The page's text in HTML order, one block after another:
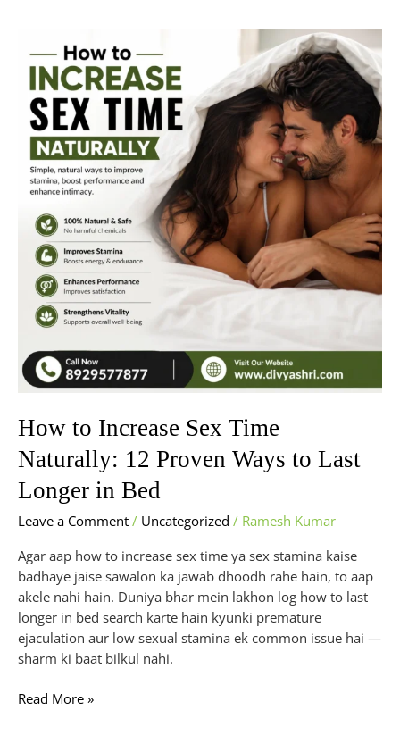
How to Increase Sex Time
Naturally: 12 Proven Ways to Last
Longer in Bed
Leave a Comment / Uncategorized / Ramesh Kumar
Agar aap how to increase sex time ya sex stamina kaise
badhaye jaise sawalon ka jawab dhoodh rahe hain, to aap
akele nahi hain. Duniya bhar mein lakhon log how to last
longer in bed search karte hain kyunki premature
ejaculation aur low sexual stamina ek common issue hai —
sharm ki baat bilkul nahi.
Increase
Sex
Time
Naturally:
12
Proven
Last
Longer
Bed
Read More »